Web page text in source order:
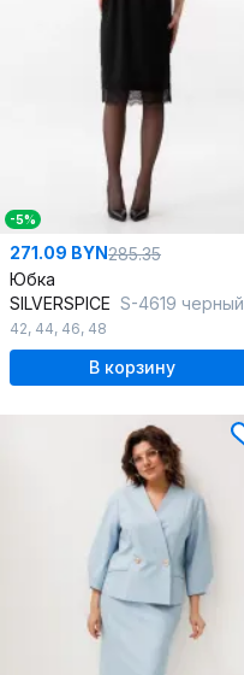
-5%
271.09 BYN285.35
Юбка
SILVERSPICE S-4619 черный
42, 44, 46, 48
В корзину